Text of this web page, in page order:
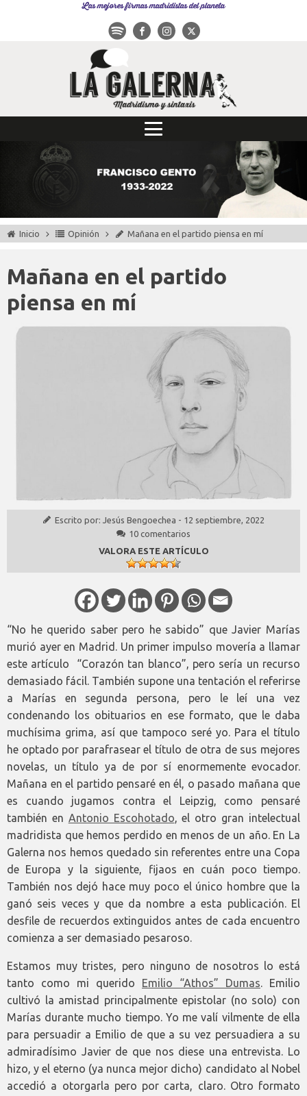
Las mejores firmas madridistas del planeta
Inicio Opinión Mañana en el partido piensa en mí
Mañana en el partido
piensa en mí
Escrito por: Jesús Bengoechea - 12 septiembre, 2022
10 comentarios
VALORA ESTE ARTÍCULO
“No he querido saber pero he sabido” que Javier Marías
murió ayer en Madrid. Un primer impulso movería a llamar
este artículo “Corazón tan blanco”, pero sería un recurso
demasiado fácil. También supone una tentación el referirse
a Marías en segunda persona, pero le leí una vez
condenando los obituarios en ese formato, que le daba
muchísima grima, así que tampoco seré yo. Para el título
he optado por parafrasear el título de otra de sus mejores
novelas, un título ya de por sí enormemente evocador.
Mañana en el partido pensaré en él, o pasado mañana que
es cuando jugamos contra el Leipzig, como pensaré
también en Antonio Escohotado, el otro gran intelectual
madridista que hemos perdido en menos de un año. En La
Galerna nos hemos quedado sin referentes entre una Copa
de Europa y la siguiente, fijaos en cuán poco tiempo.
También nos dejó hace muy poco el único hombre que la
ganó seis veces y que da nombre a esta publicación. El
desfile de recuerdos extinguidos antes de cada encuentro
comienza a ser demasiado pesaroso.
Estamos muy tristes, pero ninguno de nosotros lo está
tanto como mi querido
Emilio “Athos” Dumas. Emilio
cultivó la amistad principalmente epistolar (no solo) con
Marías durante mucho tiempo. Yo me valí vilmente de ella
para persuadir a Emilio de que a su vez persuadiera a su
admiradísimo Javier de que nos diese una entrevista. Lo
hizo, y el eterno (ya nunca mejor dicho) candidato al Nobel
accedió a otorgarla pero por carta, claro. Otro formato